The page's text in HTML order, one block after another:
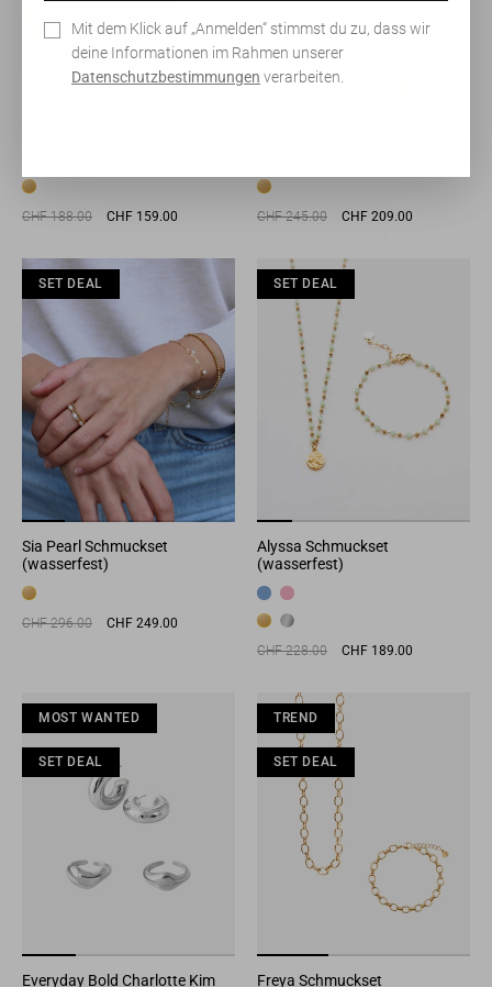
Mit dem Klick auf „Anmelden“ stimmst du zu, dass wir
deine Informationen im Rahmen unserer
Datenschutzbestimmungen verarbeiten.
Normaler
CHF 188.00 Sonderpreis
CHF 159.00
Normaler
CHF 245.00 Sonderpreis
CHF 209.00
SET DEAL
SET DEAL SET DEAL
Sia Pearl Schmuckset
(wasserfest)
Normaler
CHF 296.00 Sonderpreis
CHF 249.00
SET DEAL
SET DEAL
Alyssa Schmuckset
(wasserfest)
Normaler
CHF 228.00 Sonderpreis
CHF 189.00
MOST WANTED
SET DEAL
MOST WANTED
SET DEAL
MOST WANTED
SET DEAL
Everyday Bold Charlotte Kim
TREND
SET DEAL
TREND
SET DEAL
Freya Schmuckset